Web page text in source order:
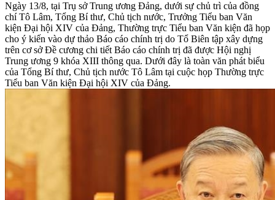
Ngày 13/8, tại Trụ sở Trung ương Đảng, dưới sự chủ trì của đồng
chí Tô Lâm, Tổng Bí thư, Chủ tịch nước, Trưởng Tiểu ban Văn
kiện Đại hội XIV của Đảng, Thường trực Tiểu ban Văn kiện đã họp
cho ý kiến vào dự thảo Báo cáo chính trị do Tổ Biên tập xây dựng
trên cơ sở Đề cương chi tiết Báo cáo chính trị đã được Hội nghị
Trung ương 9 khóa XIII thông qua. Dưới đây là toàn văn phát biểu
của Tổng Bí thư, Chủ tịch nước Tô Lâm tại cuộc họp Thường trực
Tiểu ban Văn kiện Đại hội XIV của Đảng.